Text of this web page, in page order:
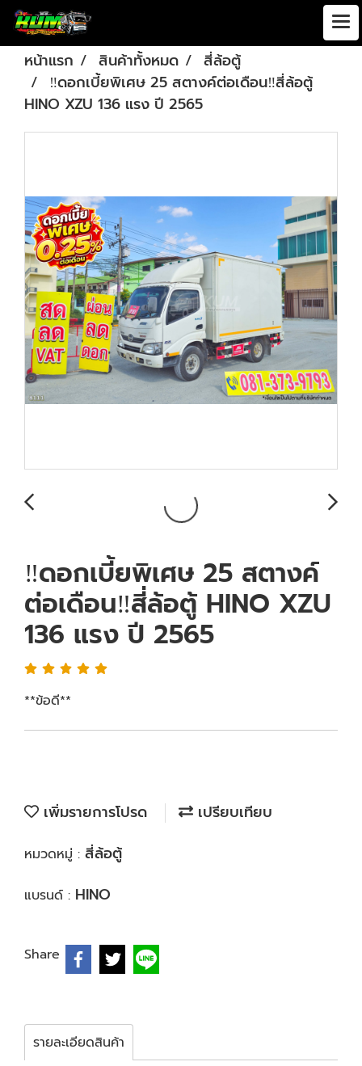
หน้าแรก สินค้าทั้งหมด
สี่ล้อตู้
‼️ดอกเบี้ยพิเศษ 25 สตางค์ต่อเดือน‼️สี่ล้อตู้
HINO XZU 136 แรง ปี 2565
‼️ดอกเบี้ยพิเศษ 25 สตางค์
ต่อเดือน‼️สี่ล้อตู้ HINO XZU
136 แรง ปี 2565
**ข้อดี**
เพิ่มรายการโปรด เปรียบเทียบ
หมวดหมู่ : สี่ล้อตู้
แบรนด์ : HINO
Share
รายละเอียดสินค้า